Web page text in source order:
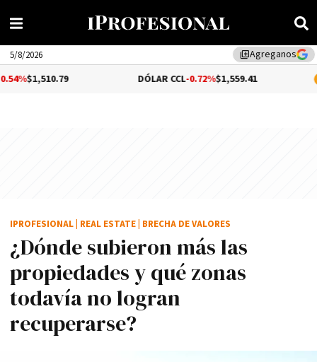
library_addAgreganos
5/8/2026
-0.72%$1,559.41
¿Dónde subieron más las
propiedades y qué zonas
todavía no logran
recuperarse?
IPROFESIONAL REAL ESTATE BRECHA DE VALORES